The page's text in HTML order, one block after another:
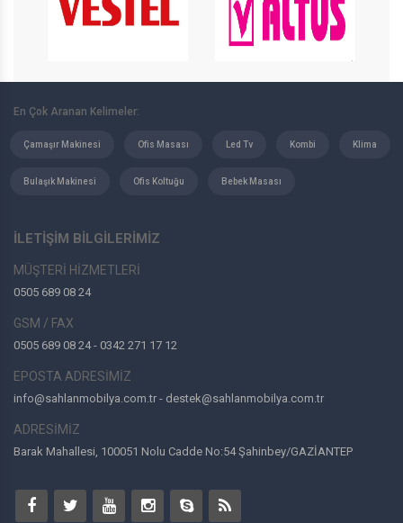
En Çok Aranan Kelimeler:
Çamaşır Makinesi Ofis Masası Led Tv Kombi Klima
Bulaşık Makinesi Ofis Koltuğu Bebek Masası
İLETİŞİM BİLGİLERİMİZ
MÜŞTERİ HİZMETLERİ
0505 689 08 24
GSM / FAX
0505 689 08 24 - 0342 271 17 12
EPOSTA ADRESİMİZ
info@sahlanmobilya.com.tr - destek@sahlanmobilya.com.tr
ADRESİMİZ
Barak Mahallesi, 100051 Nolu Cadde No:54 Şahinbey/GAZİANTEP